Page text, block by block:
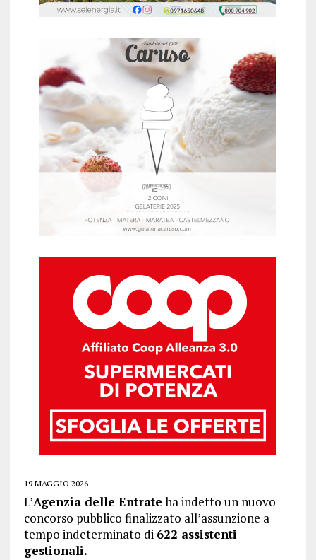
19 MAGGIO 2026
L’Agenzia delle Entrate ha indetto un nuovo
concorso pubblico finalizzato all’assunzione a
tempo indeterminato di 622 assistenti
gestionali.